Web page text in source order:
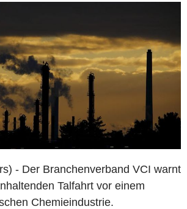
- Der Branchenverband VCI warnt
Talfahrt vor einem
Chemieindustrie.